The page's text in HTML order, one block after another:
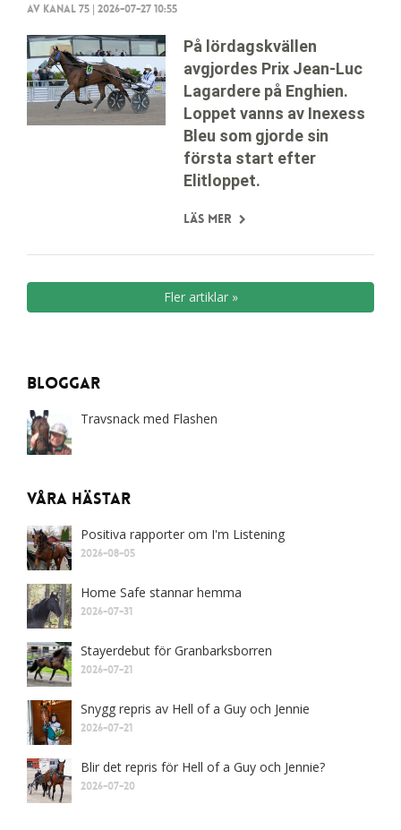
Av Kanal 75 | 2026-07-27 10:55
På lördagskvällen
avgjordes Prix Jean-Luc
Lagardere på Enghien.
Loppet vanns av Inexess
Bleu som gjorde sin
första start efter
Elitloppet.
Läs mer
Fler artiklar »
Bloggar
Travsnack med Flashen
Våra Hästar
Positiva rapporter om I'm Listening
2026-08-05
Home Safe stannar hemma
2026-07-31
Stayerdebut för Granbarksborren
2026-07-21
Snygg repris av Hell of a Guy och Jennie
2026-07-21
Blir det repris för Hell of a Guy och Jennie?
2026-07-20